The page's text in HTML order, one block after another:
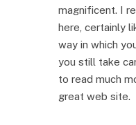
magnificent. I
here, certainly
way in which
you still take
to read much
great web site.